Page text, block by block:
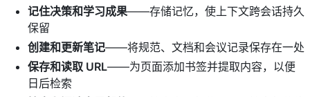
记住决策和学习成果——存储记忆，使上下文跨会话持久
保留
创建和更新笔记——将规范、文档和会议记录保存在一处
保存和读取 URL——为页面添加书签并提取内容，以便
日后检索